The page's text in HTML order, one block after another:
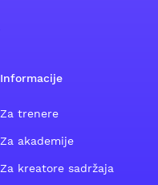
Informacije
Za trenere
Za akademije
Za kreatore sadržaja